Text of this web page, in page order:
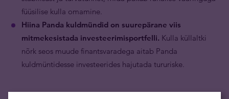
füüsilise kulla omamine.
Hiina Panda kuldmündid on suurepärane viis
mitmekesistada investeerimisportfelli. Kulla küllaltki
nõrk seos muude finantsvaradega aitab Panda
kuldmüntidesse investeerides hajutada tururiske.